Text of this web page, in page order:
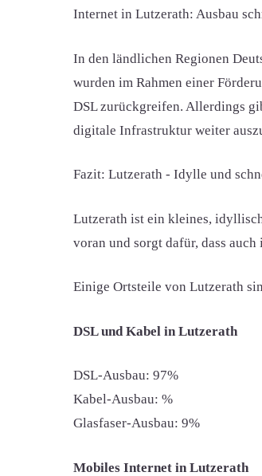
Internet in Lutzerath: Ausbau
In den ländlichen Regionen
wurden im Rahmen einer
DSL zurückgreifen. Allerdings
digitale Infrastruktur weiter
Fazit: Lutzerath - Idylle und
Lutzerath ist ein kleines,
voran und sorgt dafür, dass
Einige Ortsteile von Lutzerath
DSL und Kabel in Lutzerath
DSL-Ausbau: 97%
Kabel-Ausbau: %
Glasfaser-Ausbau: 9%
Mobiles Internet in Lutzerath